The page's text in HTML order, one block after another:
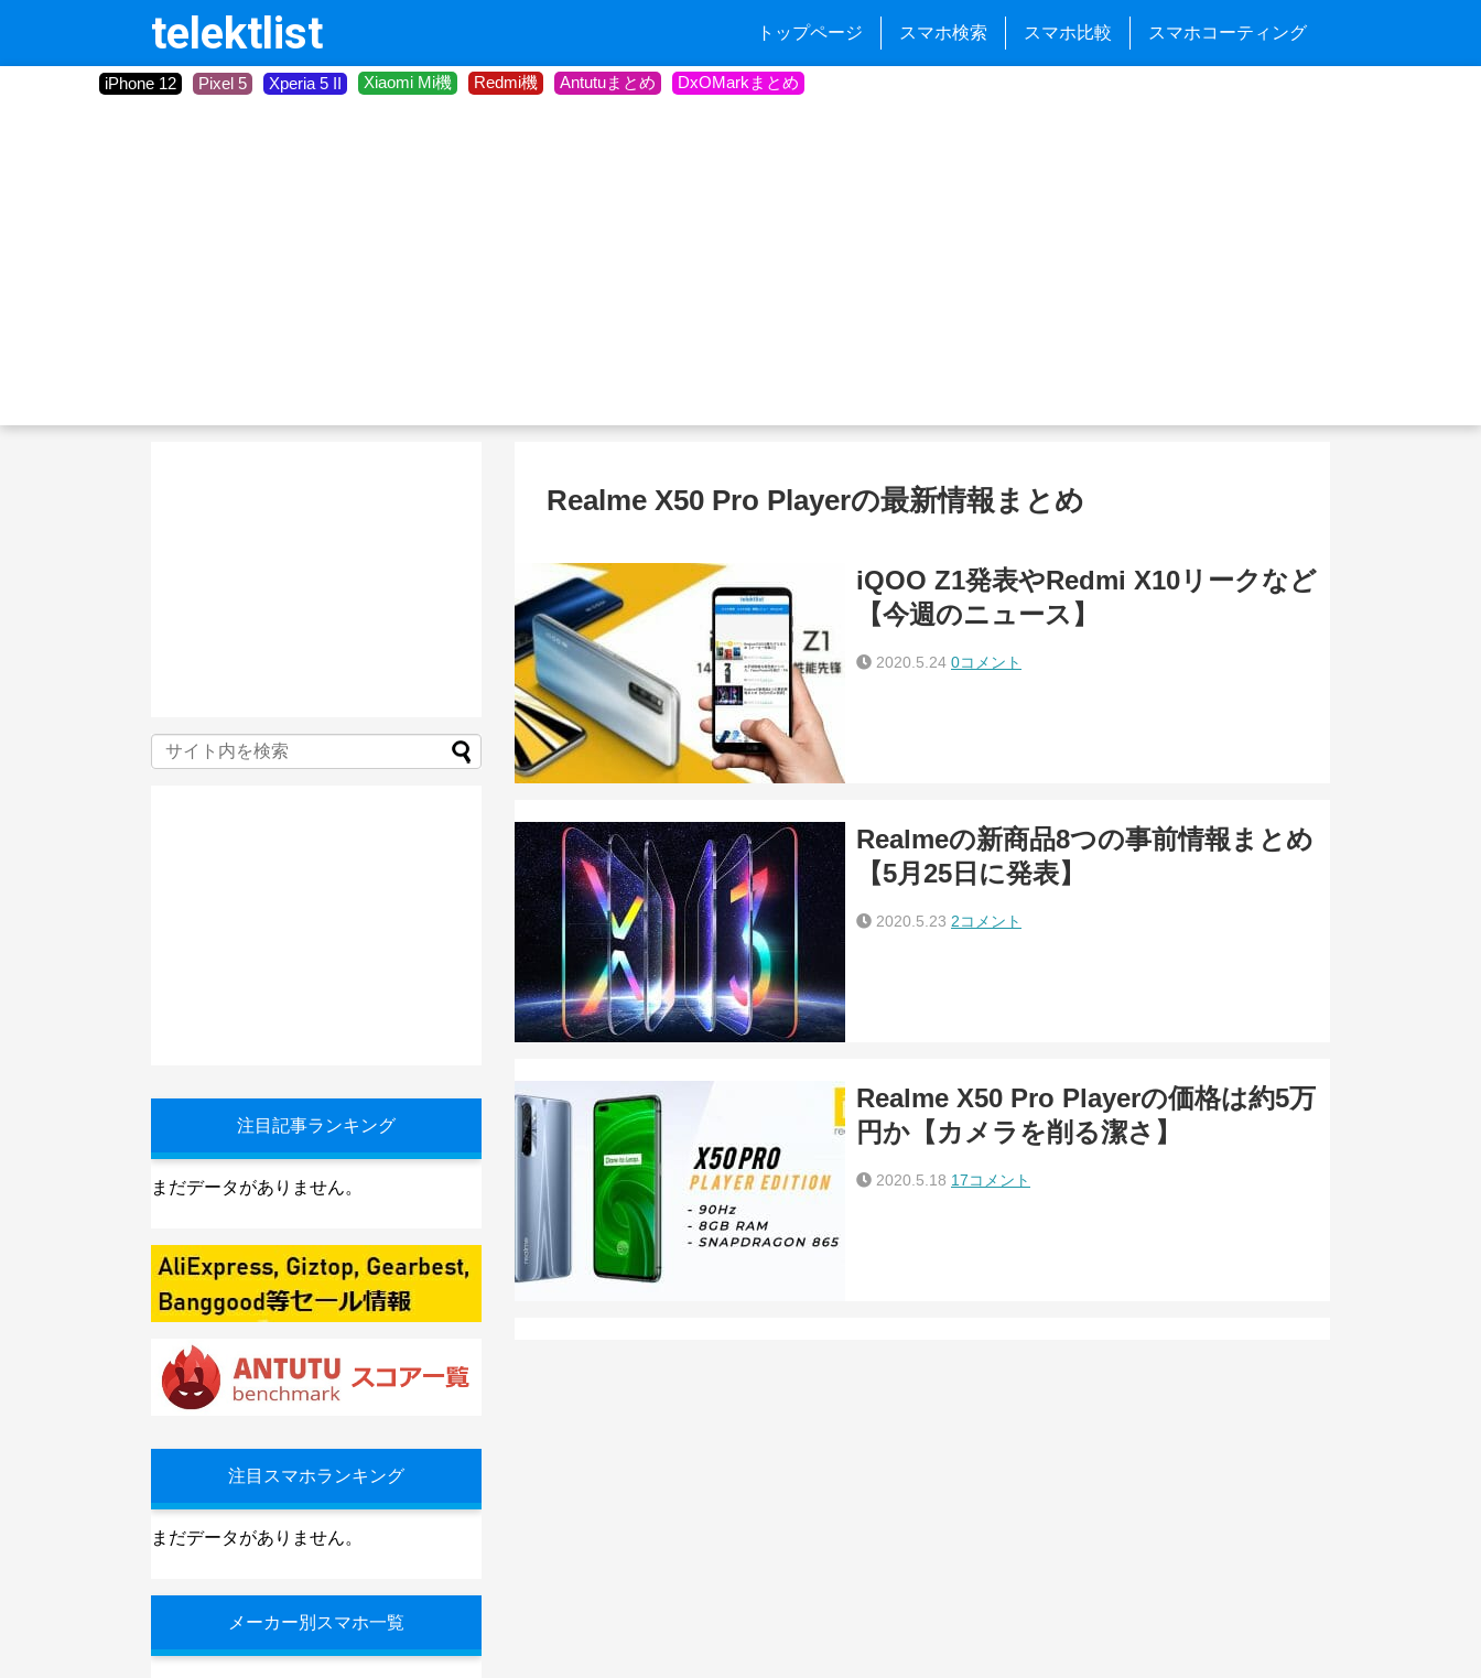
telektlist トップページ スマホ検索 スマホ比較 スマホコーティング
iPhone 12 Pixel 5 Xperia 5 II Xiaomi Mi機 Redmi機 Antutuまとめ DxOMarkまとめ
Realme X50 Pro Playerの最新情報まとめ
iQOO Z1発表やRedmi X10リークなど
【今週のニュース】
2020.5.24 0コメント
Realmeの新商品8つの事前情報まとめ
【5月25日に発表】
2020.5.23 2コメント
Realme X50 Pro Playerの価格は約5万
円か【カメラを削る潔さ】
2020.5.18 17コメント
注目記事ランキング
まだデータがありません。
注目スマホランキング
まだデータがありません。
メーカー別スマホ一覧